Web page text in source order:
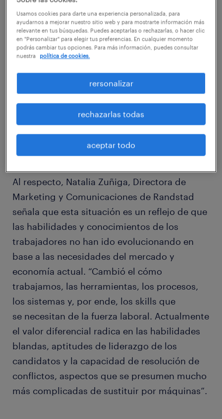
un incremento de 0,3 puntos porcentuales en
doce meses. Este escenario naturalmente
supondría que hay más profesionales
disponibles en el mercado laboral. No
obstante, 89% de los ejecutivos encuestados
en el estudio “Tendencias anuales en sueldos,
beneficios y lugares de trabajo” de la
consultora multinacional de Recursos
Humanos Randstad, cree que su empresa se
verá afectada por la escasez de talento
durante 2017.
Al respecto, Natalia Zuñiga, Directora de
Marketing y Comunicaciones de Randstad
señala que esta situación es un reflejo de que
las habilidades y conocimientos de los
trabajadores no han ido evolucionando en
base a las necesidades del mercado y
economía actual. “Cambió el cómo
trabajamos, las herramientas, los procesos,
los sistemas y, por ende, los skills que
se necesitan de la fuerza laboral. Actualmente
el valor diferencial radica en las habilidades
blandas, aptitudes de liderazgo de los
candidatos y la capacidad de resolución de
conflictos, aspectos que se presumen mucho
más complicadas de sustituir por máquinas”.
Usamos cookies para darte una experiencia personalizada, para
ayudarnos a mejorar nuestro sitio web y para mostrarte información más
relevante en tus búsquedas. Puedes aceptarlas o rechazarlas, o hacer clic
en "Personalizar" para elegir tus preferencias. En cualquier momento
podrás cambiar tus opciones. Para más información, puedes consultar
nuestra
política de cookies.
rersonalizar
rechazarlas todas
aceptar todo